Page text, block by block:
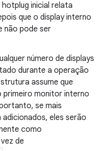
inicial relata
que o display interno
não pode ser
número de displays
durante a operação
assume que
monitor interno
se mais
eles serão
como
de